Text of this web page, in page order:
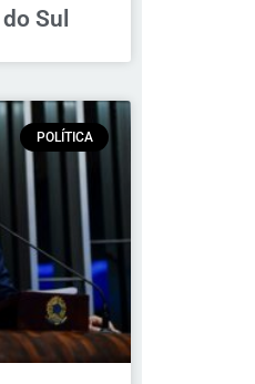
Sul
POLÍTICA